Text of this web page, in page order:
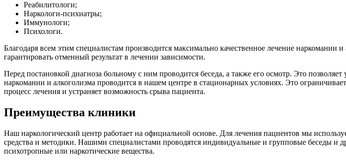
Реабилитологи;
Наркологи-психиатры;
Иммунологи;
Психологи.
Благодаря всем этим специалистам производится максимально качественное лечение
гарантировать отменный результат в лечении зависимости.
Перед постановкой диагноза больному с ним проводится беседа, а также его осмотр. Это
наркомании и алкоголизма проводится в нашем центре в стационарных условиях. Это
процесс лечения и устраняет возможность срыва пациента.
Преимущества клиники
Наш наркологический центр работает на официальной основе. Для лечения пациентов мы
средства и методики. Нашими специалистами проводятся индивидуальные и групповые беседы и
психотропные или наркотические вещества.